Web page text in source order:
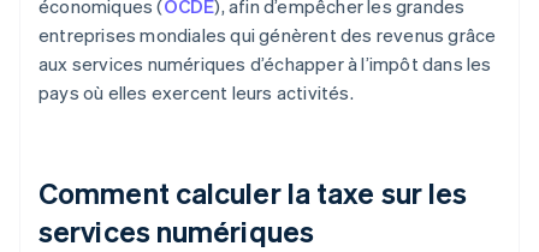
économiques (OCDE), afin d’empêcher les grandes
entreprises mondiales qui génèrent des revenus grâce
aux services numériques d’échapper à l’impôt dans les
pays où elles exercent leurs activités.
Comment calculer la taxe sur les
services numériques